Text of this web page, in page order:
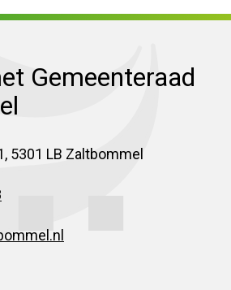
Gemeenteraad
5301 LB Zaltbommel